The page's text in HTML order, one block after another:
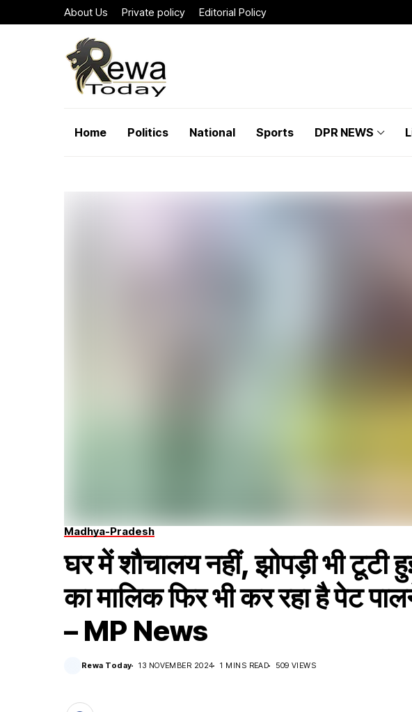
About Us Private policy Editorial Policy
Home Politics National Sports DPR NEWS
Madhya-Pradesh
घर में शौचालय नहीं, झोपड़ी भी टूटी
का मालिक फिर भी कर रहा है पेट
– MP News
Rewa Today 13 NOVEMBER 2024 1 MINS READ 509 VIEWS